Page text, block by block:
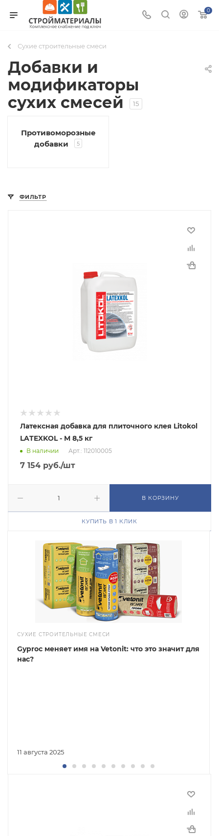
0
Сухие строительные смеси
Добавки и
модификаторы
сухих смесей
15
Противоморозные
добавки
5
ФИЛЬТР
Латексная добавка для плиточного клея Litokol
LATEXKOL - M 8,5 кг
В наличии Арт.: 112010005
7 154 руб./шт
В КОРЗИНУ
КУПИТЬ В 1 КЛИК
СУХИЕ СТРОИТЕЛЬНЫЕ СМЕСИ
11 августа 2025
Gyproc меняет имя на Vetonit: что это значит для
нас?